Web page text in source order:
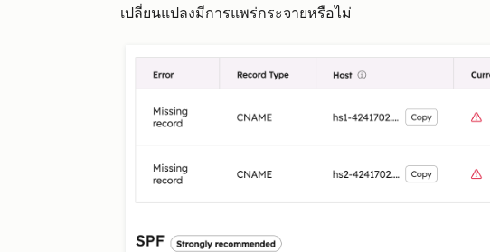
เปลี่ยนแปลงมีการแพร่กระจายหรือไม่